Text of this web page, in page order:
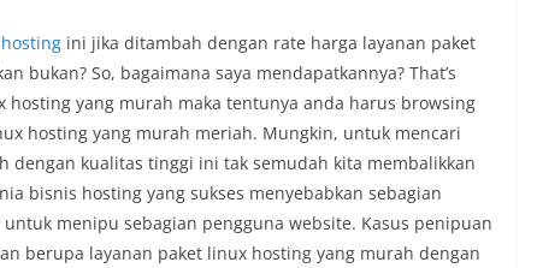
ini jika ditambah dengan rate harga layanan paket
bukan? So, bagaimana saya mendapatkannya? That’s
yang murah maka tentunya anda harus browsing
hosting yang murah meriah. Mungkin, untuk mencari
dengan kualitas tinggi ini tak semudah kita membalikkan
bisnis hosting yang sukses menyebabkan sebagian
menipu sebagian pengguna website. Kasus penipuan
berupa layanan paket linux hosting yang murah dengan